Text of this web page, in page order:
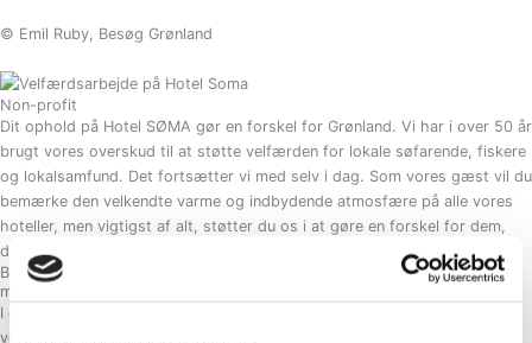
© Emil Ruby, Besøg Grønland
Non-profit
Dit ophold på Hotel SØMA gør en forskel for Grønland. Vi har i over 50 år
brugt vores overskud til at støtte velfærden for lokale søfarende, fiskere
og lokalsamfund. Det fortsætter vi med selv i dag. Som vores gæst vil du
bemærke den velkendte varme og indbydende atmosfære på alle vores
hoteller, men vigtigst af alt, støtter du os i at gøre en forskel for dem,
der har behov.
Bæredygtighed
mere end blot en trend
I de sidste 50 år har Hotel SØMA prioriteret bæredygtighed som en af
vores kerneværdier, hvilket afspejler vores mangeårige engagement i